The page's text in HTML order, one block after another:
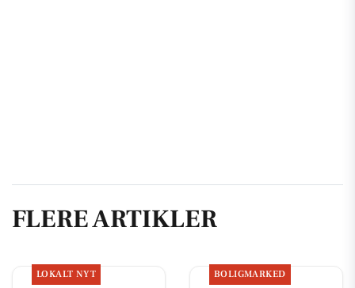
FLERE ARTIKLER
LOKALT NYT BOLIGMARKED